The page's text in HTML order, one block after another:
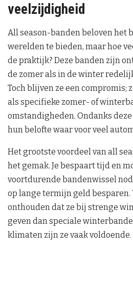
veelzijdigheid
All season-banden beloven het
werelden te bieden, maar hoe
de praktijk? Deze banden zijn
de zomer als in de winter
Toch blijven ze een compromis;
als specifieke zomer- of
omstandigheden. Ondanks
hun belofte waar voor veel
Het grootste voordeel van all
het gemak. Je bespaart tijd en
voortdurende bandenwissel
op lange termijn geld
onthouden dat ze bij strenge
geven dan speciale
klimaten zijn ze vaak voldoende.